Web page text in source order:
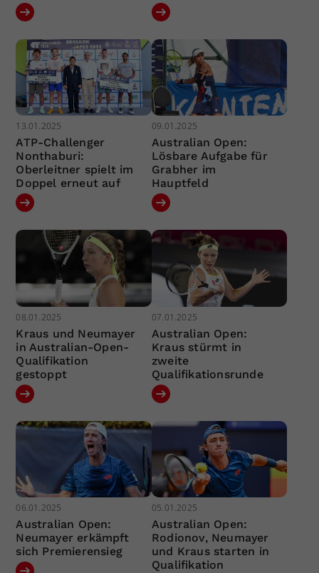
13.01.2025
ATP-Challenger
Nonthaburi:
Oberleitner spielt im
Doppel erneut auf
09.01.2025
Australian Open:
Lösbare Aufgabe für
Grabher im
Hauptfeld
08.01.2025
Kraus und Neumayer
in Australian-Open-
Qualifikation
gestoppt
07.01.2025
Australian Open:
Kraus stürmt in
zweite
Qualifikationsrunde
06.01.2025
Australian Open:
Neumayer erkämpft
sich Premierensieg
05.01.2025
Australian Open:
Rodionov, Neumayer
und Kraus starten in
Qualifikation